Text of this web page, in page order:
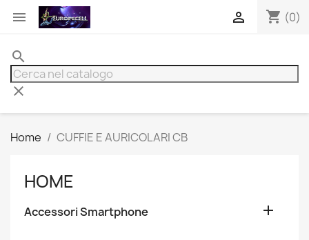
 shopping_cart (0)

search
clear
Home CUFFIE E AURICOLARI CB
HOME
Accessori Smartphone 